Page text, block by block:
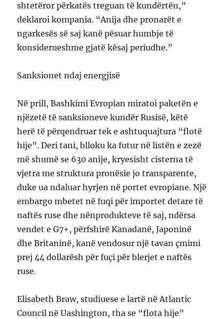
shtetëror përkatës treguan të kundërtën,”
deklaroi kompania. “Anija dhe pronarët e
ngarkesës së saj kanë pësuar humbje të
konsiderueshme gjatë kësaj periudhe.”
Sanksionet ndaj energjisë
Në prill, Bashkimi Evropian miratoi paketën e
njëzetë të sanksioneve kundër Rusisë, këtë
herë të përqendruar tek e ashtuquajtura “flotë
hije”. Deri tani, blloku ka futur në listën e zezë
më shumë se 630 anije, kryesisht cisterna të
vjetra me struktura pronësie jo transparente,
duke ua ndaluar hyrjen në portet evropiane. Një
embargo mbetet në fuqi për importet detare të
naftës ruse dhe nënprodukteve të saj, ndërsa
vendet e G7+, përfshirë Kanadanë, Japoninë
dhe Britaninë, kanë vendosur një tavan çmimi
prej 44 dollarësh për fuçi për blerjet e naftës
ruse.
Elisabeth Braw, studiuese e lartë në Atlantic
Council në Uashington, tha se “flota hije”